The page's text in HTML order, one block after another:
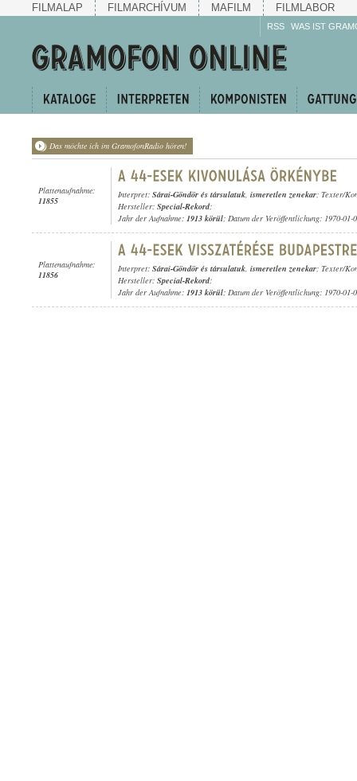
FILMALAP FILMARCHÍVUM MAFILM FILMLABOR
RSS WAS IST
Das möchte ich im GramofonRadio hören!
Plattenaufnahme:
11855
Interpret: Sárai-Göndör és társulatuk, ismeretlen zenekar; Texter/
Hersteller: Special-Rekord;
Jahr der Aufnahme: 1913 körül; Datum der Veröffentlichung: 1970-01-
Plattenaufnahme:
11856
Interpret: Sárai-Göndör és társulatuk, ismeretlen zenekar; Texter/
Hersteller: Special-Rekord;
Jahr der Aufnahme: 1913 körül; Datum der Veröffentlichung: 1970-01-